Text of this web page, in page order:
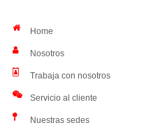
Home
Nosotros
Trabaja con nosotros
Servicio al cliente
Nuestras sedes